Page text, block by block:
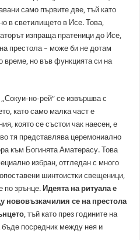
само първите две, тъй като
в светилището в Исе. Това,
изпраща пратеници до Исе,
престола – може би не дотам
време, но във функцията си на
но-рей“ се извършва с
като само малка част е
която се състои чак наесен, е
тя представлява церемониално
към Богинята Аматерасу. Това
избран, отгледан с много
шинтоистки свещеници,
по зрънце.Идеята на ритуала е
нововъзкачилия се на престола
, тъй като през годините на
бъде посредник между нея и